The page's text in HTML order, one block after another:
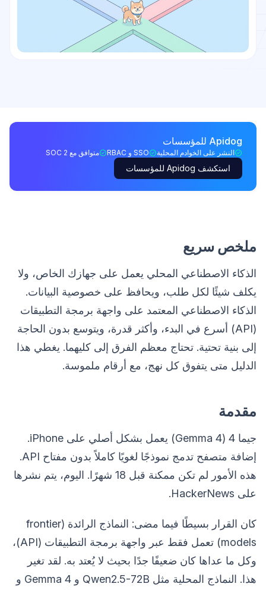
Apidog للمؤسسات
النشر على الخوادم المحلية SSO و RBAC متوافق مع SOC 2
استكشف Apidog للمؤسسات
ملخص سريع
الذكاء الاصطناعي المحلي يعمل على جهازك الخاص، ولا
يكلف شيئًا لكل طلب، ويحافظ على خصوصية البيانات.
الذكاء الاصطناعي المعتمد على واجهة برمجة التطبيقات
(API) أسرع في البدء، وأكثر قدرة، ويتوسع بدون الحاجة
إلى بنية تحتية. تحتاج معظم الفرق إلى كليهما. يغطي هذا
الدليل متى يتفوق كل نهج، مع أرقام ملموسة.
مقدمة
جيما 4 (Gemma 4) يعمل بشكل أصلي على iPhone.
إضافة متصفح تدمج نموذجًا لغويًا كاملاً بدون مفتاح API.
هذه الأمور لم تكن ممكنة قبل 18 شهرًا. اليوم، يتم نشرها
على HackerNews.
كان القرار بسيطًا فيما مضى: النماذج الرائدة (frontier
models) تعمل فقط عبر واجهة برمجة التطبيقات (API)،
وكل ما عداها كان ضعيفًا جدًا بحيث لا يُعتد به. لقد تغير
هذا. النماذج المحلية مثل Qwen2.5-72B و Gemma 4 و